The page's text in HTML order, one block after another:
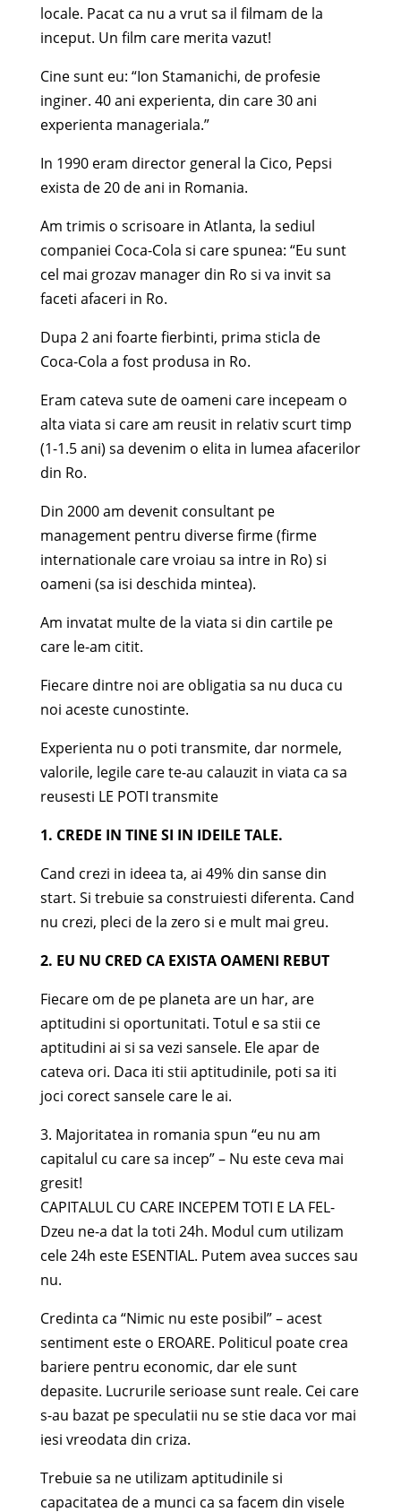
locale. Pacat ca nu a vrut sa il filmam de la
inceput. Un film care merita vazut!
Cine sunt eu: “Ion Stamanichi, de profesie
inginer. 40 ani experienta, din care 30 ani
experienta manageriala.”
In 1990 eram director general la Cico, Pepsi
exista de 20 de ani in Romania.
Am trimis o scrisoare in Atlanta, la sediul
companiei Coca-Cola si care spunea: “Eu sunt
cel mai grozav manager din Ro si va invit sa
faceti afaceri in Ro.
Dupa 2 ani foarte fierbinti, prima sticla de
Coca-Cola a fost produsa in Ro.
Eram cateva sute de oameni care incepeam o
alta viata si care am reusit in relativ scurt timp
(1-1.5 ani) sa devenim o elita in lumea afacerilor
din Ro.
Din 2000 am devenit consultant pe
management pentru diverse firme (firme
internationale care vroiau sa intre in Ro) si
oameni (sa isi deschida mintea).
Am invatat multe de la viata si din cartile pe
care le-am citit.
Fiecare dintre noi are obligatia sa nu duca cu
noi aceste cunostinte.
Experienta nu o poti transmite, dar normele,
valorile, legile care te-au calauzit in viata ca sa
reusesti LE POTI transmite
1. CREDE IN TINE SI IN IDEILE TALE.
Cand crezi in ideea ta, ai 49% din sanse din
start. Si trebuie sa construiesti diferenta. Cand
nu crezi, pleci de la zero si e mult mai greu.
2. EU NU CRED CA EXISTA OAMENI REBUT
Fiecare om de pe planeta are un har, are
aptitudini si oportunitati. Totul e sa stii ce
aptitudini ai si sa vezi sansele. Ele apar de
cateva ori. Daca iti stii aptitudinile, poti sa iti
joci corect sansele care le ai.
3. Majoritatea in romania spun “eu nu am
capitalul cu care sa incep” – Nu este ceva mai
gresit!
CAPITALUL CU CARE INCEPEM TOTI E LA FEL-
Dzeu ne-a dat la toti 24h. Modul cum utilizam
cele 24h este ESENTIAL. Putem avea succes sau
nu.
Credinta ca “Nimic nu este posibil” – acest
sentiment este o EROARE. Politicul poate crea
bariere pentru economic, dar ele sunt
depasite. Lucrurile serioase sunt reale. Cei care
s-au bazat pe speculatii nu se stie daca vor mai
iesi vreodata din criza.
Trebuie sa ne utilizam aptitudinile si
capacitatea de a munci ca sa facem din visele